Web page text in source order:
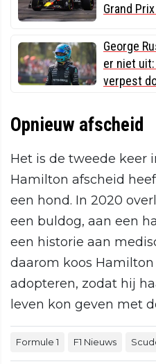
Grand
George
er niet
verpest
Opnieuw afscheid
Het is de tweede keer
Hamilton afscheid
een hond. In 2020
een buldog, aan een
een historie aan
daarom koos
adopteren, zodat hij
leven kon geven met
Formule 1 F1 Nieuws